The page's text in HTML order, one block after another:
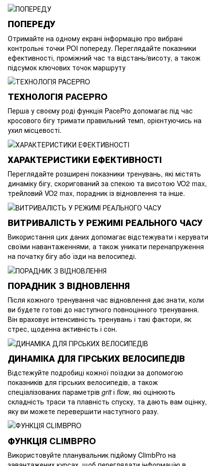
ПОПЕРЕДУ
Отримайте на одному екрані інформацію про вибрані
контрольні точки POI попереду. Переглядайте показники
ефективності, проміжний час та відстань/висоту, а також
підсумок ключових точок маршруту
ТЕХНОЛОГІЯ PACEPRO
Перша у своєму роді функція PacePro допомагає під час
кросового бігу тримати правильний темп, орієнтуючись на
ухил місцевості.
ХАРАКТЕРИСТИКИ ЕФЕКТИВНОСТІ
Переглядайте розширені показники тренувань, які містять
динаміку бігу, скоригований за спекою та висотою VO2 max,
трейловий VO2 max, порадник із відновлення та інше.
ВИТРИВАЛІСТЬ У РЕЖИМІ РЕАЛЬНОГО ЧАСУ
Використання цих даних допомагає відстежувати і керувати
своїми навантаженнями, а також уникати перенапруження
на початку бігу або їзди на велосипеді.
ПОРАДНИК З ВІДНОВЛЕННЯ
Після кожного тренування час відновлення дає знати, коли
ви будете готові до наступного повноцінного тренування.
Він враховує інтенсивність тренувань і такі фактори, як
стрес, щоденна активність і сон.
ДИНАМІКА ДЛЯ ГІРСЬКИХ ВЕЛОСИПЕДІВ
Відстежуйте подробиці кожної поїздки за допомогою
показників для гірських велосипедів, а також
спеціалізованих параметрів gritі flow, які оцінюють
складність траси та плавність спуску, та дають вам оцінку,
яку ви можете перевершити наступного разу.
ФУНКЦІЯ CLIMBPRO
Використовуйте планувальник підйому ClimbPro на